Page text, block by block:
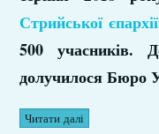
Стрийської
500 учасників.
долучилося Бюро
Читати далі